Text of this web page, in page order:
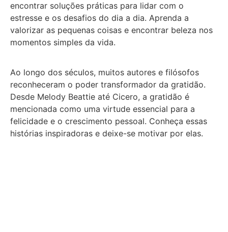
encontrar soluções práticas para lidar com o
estresse e os desafios do dia a dia. Aprenda a
valorizar as pequenas coisas e encontrar beleza nos
momentos simples da vida.
Ao longo dos séculos, muitos autores e filósofos
reconheceram o poder transformador da gratidão.
Desde Melody Beattie até Cicero, a gratidão é
mencionada como uma virtude essencial para a
felicidade e o crescimento pessoal. Conheça essas
histórias inspiradoras e deixe-se motivar por elas.